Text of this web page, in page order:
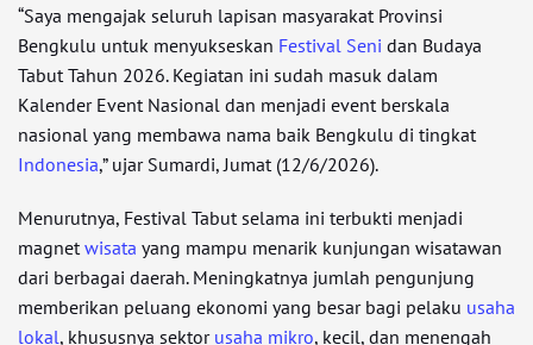
“Saya mengajak seluruh lapisan masyarakat Provinsi
Bengkulu untuk menyukseskan Festival Seni dan Budaya
Tabut Tahun 2026. Kegiatan ini sudah masuk dalam
Kalender Event Nasional dan menjadi event berskala
nasional yang membawa nama baik Bengkulu di tingkat
Indonesia,” ujar Sumardi, Jumat (12/6/2026).
Menurutnya, Festival Tabut selama ini terbukti menjadi
magnetwisata yang mampu menarik kunjungan wisatawan
dari berbagai daerah. Meningkatnya jumlah pengunjung
memberikan peluang ekonomi yang besar bagi pelaku usaha
lokal, khususnya sektor usaha mikro, kecil, dan menengah